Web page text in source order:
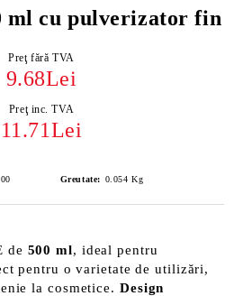
ml cu pulverizator fin
Preţ fără TVA
9.68Lei
Preţ inc. TVA
11.71Lei
Greutate: 0.054 Kg
de 500 ml, ideal pentru
pentru o varietate de utilizări,
la cosmetice. Design